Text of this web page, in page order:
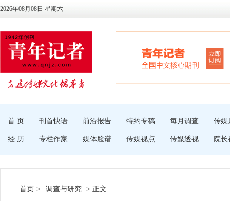
2026年08月08日 星期六
首 页 刊首快语 前沿报告 特约专稿 每月调查 传媒
经 历 专栏作家 媒体脸谱 传媒视点 传媒透视 院长
首页 > 调查与研究 > 正文